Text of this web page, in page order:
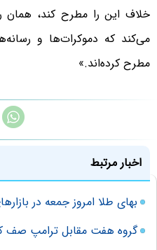
خلاف این را مطرح کند، همان
می‌کند که دموکرات‌ها و
مطرح کرده‌اند.»
اخبار مرتبط
بهای طلا امروز جمعه در
گروه هفت مقابل ترامپ صف